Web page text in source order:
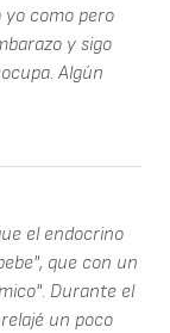
yo como pero
y sigo
Algún
el endocrino
que con un
Durante el
un poco